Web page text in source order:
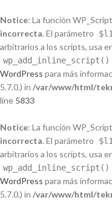
Notice: La función
incorrecta. El parámetro
arbitrarios a los scripts, usa
wp_add_inline_script()
WordPress para más
5.7.0.) in /var/www/html/
line 5833
Notice: La función
incorrecta. El parámetro
arbitrarios a los scripts, usa
wp_add_inline_script()
WordPress para más
5.7.0.) in /var/www/html/